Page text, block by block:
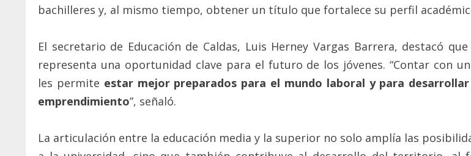
bachilleres y, al mismo tiempo, obtener un título que fortalece su perfil
El secretario de Educación de Caldas, Luis Herney Vargas Barrera, destacó
representa una oportunidad clave para el futuro de los jóvenes. “Contar con
les permite estar mejor preparados para el mundo laboral y para
emprendimiento”, señaló.
La articulación entre la educación media y la superior no solo amplía las